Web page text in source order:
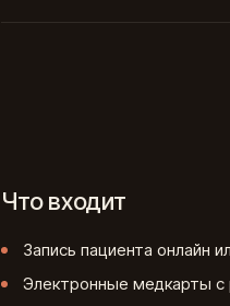
Что входит
Запись пациента онлайн
Электронные медкарты с